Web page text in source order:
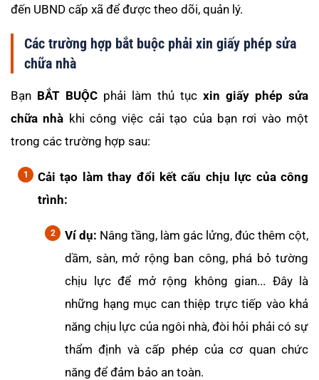
đến UBND cấp xã để được theo dõi, quản lý.
Các trường hợp bắt buộc phải xin giấy phép sửa
chữa nhà
Bạn BẮT BUỘC phải làm thủ tục xin giấy phép sửa
chữa nhà khi công việc cải tạo của bạn rơi vào một
trong các trường hợp sau:
Cải tạo làm thay đổi kết cấu chịu lực của công
trình:
Ví dụ: Nâng tầng, làm gác lửng, đúc thêm cột,
dầm, sàn, mở rộng ban công, phá bỏ tường
chịu lực để mở rộng không gian... Đây là
những hạng mục can thiệp trực tiếp vào khả
năng chịu lực của ngôi nhà, đòi hỏi phải có sự
thẩm định và cấp phép của cơ quan chức
năng để đảm bảo an toàn.